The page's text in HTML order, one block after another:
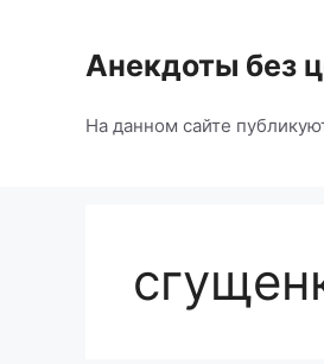
содержимомуАнекдоты без
На данном сайте